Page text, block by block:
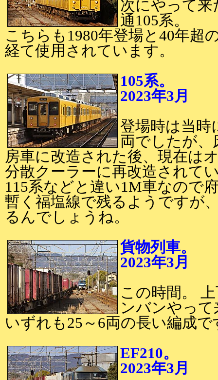
次にやって来
通105系。
こちらも1980年登場と40年超
経て使用されています。
105系。
2023年3月
登場時は当時
両でしたが
房車に改造された後、現在は
分散クーラーに再改造されて
115系などと違い1M車なので
暫く福塩線で残るようですが
るんでしょうね。
貨物列車。
2023年3月
この時間。
ンバンやっ
いずれも25～6両の長い編成で
EF210。
2023年3月